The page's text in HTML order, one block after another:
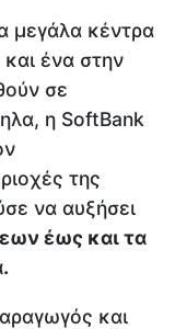
μεγάλα κέντρα
ένα στην
σε
η SoftBank
της
να αυξήσει
έως και τα
και